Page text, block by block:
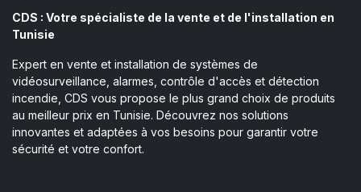
CDS : Votre spécialiste de la vente et de l'installation en
Tunisie
Expert en vente et installation de systèmes de
vidéosurveillance, alarmes, contrôle d'accès et détection
incendie, CDS vous propose le plus grand choix de produits
au meilleur prix en Tunisie. Découvrez nos solutions
innovantes et adaptées à vos besoins pour garantir votre
sécurité et votre confort.